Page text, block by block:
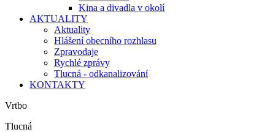
Kina a divadla v okolí
AKTUALITY
Aktuality
Hlášení obecního rozhlasu
Zpravodaje
Rychlé zprávy
Tlucná - odkanalizování
KONTAKTY
Vrtbo
Tlucná